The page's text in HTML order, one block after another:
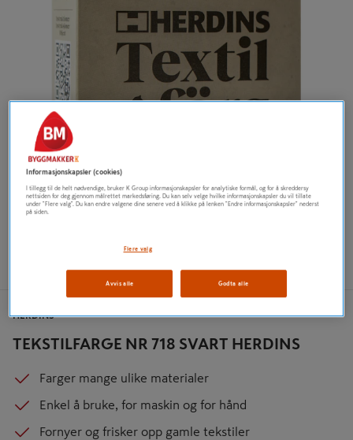
TEKSTILFARGE NR 718 SVART HERDINS
HERDINS
Farger mange ulike materialer
Enkel å bruke, for maskin og for hånd
Fornyer og frisker opp gamle tekstiler
Informasjonskapsler (cookies)
I tillegg til de helt nødvendige, bruker K Group informasjonskapsler for analytiske formål, og for å skreddersy
nettsiden for deg gjennom målrettet markedsføring. Du kan selv velge hvilke informasjonskapsler du vil tillate
under "Flere valg". Du kan endre valgene dine senere ved å klikke på lenken "Endre informasjonskapsler" nederst
på siden.
Flere valg
Avvis alle Godta alle